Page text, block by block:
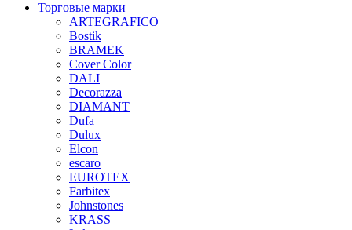
Торговые марки
ARTEGRAFICO
Bostik
BRAMEK
Cover Color
DALI
Decorazza
DIAMANT
Dufa
Dulux
Elcon
escaro
EUROTEX
Farbitex
Johnstones
KRASS